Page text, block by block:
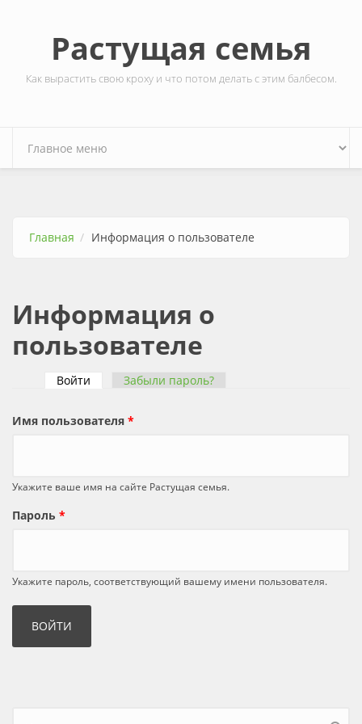
Растущая семья
Как вырастить свою кроху и что потом делать с этим балбесом.
Главная Информация о пользователе
Информация о
пользователе
Войти (активная вкладка)
Забыли пароль?
Имя пользователя *
Укажите ваше имя на сайте Растущая семья.
Пароль *
Укажите пароль, соответствующий вашему имени пользователя.